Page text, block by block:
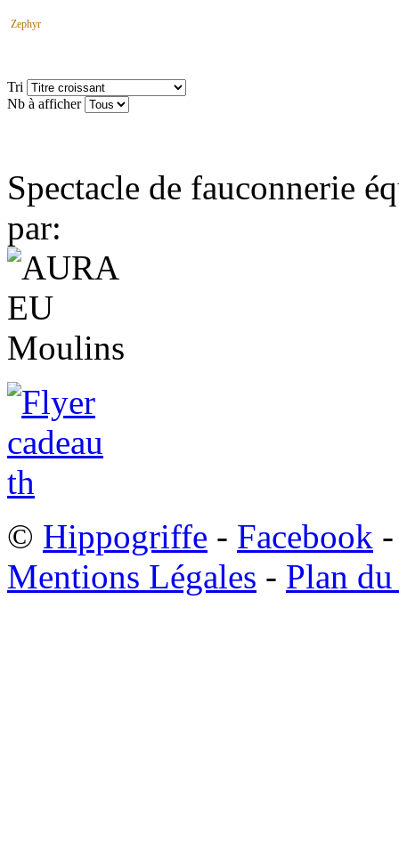
Zephyr
Tri
Nb à afficher
Spectacle de fauconnerie
par:
© Hippogriffe - Facebook
Mentions Légales - Plan